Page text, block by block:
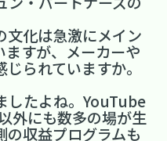
文化は急激にメイン
ますが、メーカーや
られていますか。
したよね。YouTube
外にも数多の場が生
の収益プログラムも